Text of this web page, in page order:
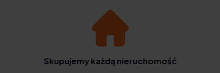
Skupujemy każdą nieruchomość